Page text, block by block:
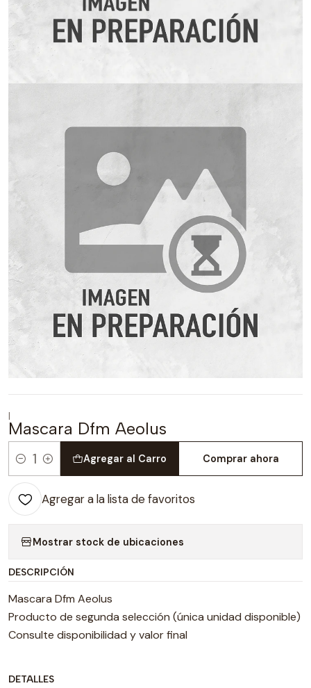
|
Mascara Dfm Aeolus
Cantidad
Agregar al Carro Comprar ahora
Agregar a la lista de favoritos
Mostrar stock de ubicaciones
DESCRIPCIÓN
Mascara Dfm Aeolus
Producto de segunda selección (única unidad disponible)
Consulte disponibilidad y valor final
DETALLES